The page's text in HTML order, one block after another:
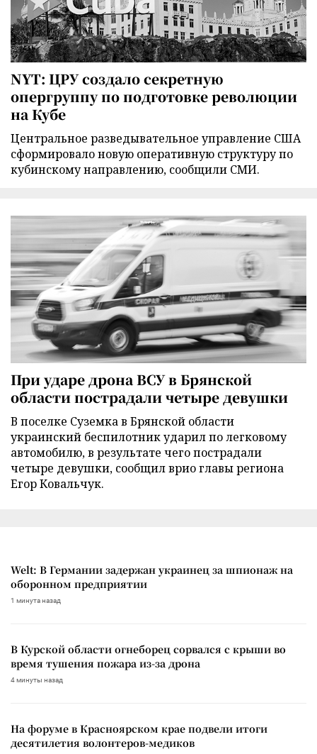
NYT: ЦРУ создало секретную
опергруппу по подготовке революции
на Кубе
Центральное разведывательное управление США
сформировало новую оперативную структуру по
кубинскому направлению, сообщили СМИ.
При ударе дрона ВСУ в Брянской
области пострадали четыре девушки
В поселке Суземка в Брянской области
украинский беспилотник ударил по легковому
автомобилю, в результате чего пострадали
четыре девушки, сообщил врио главы региона
Егор Ковальчук.
Welt: В Германии задержан украинец за шпионаж на
оборонном предприятии
1 минута назад
В Курской области огнеборец сорвался с крыши во
время тушения пожара из-за дрона
4 минуты назад
На форуме в Красноярском крае подвели итоги
десятилетия волонтеров-медиков